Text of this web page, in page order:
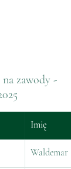
zawody -
Imię
Waldemar